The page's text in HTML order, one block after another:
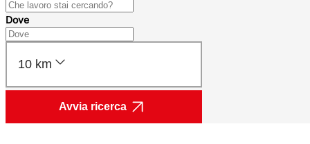
Dove
10 km
Avvia ricerca